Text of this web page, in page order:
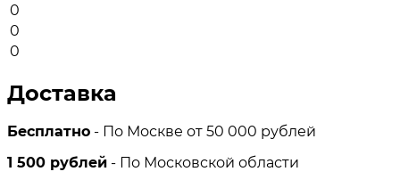
0
0
0
Доставка
Бесплатно - По Москве от 50 000 рублей
1 500 рублей - По Московской области